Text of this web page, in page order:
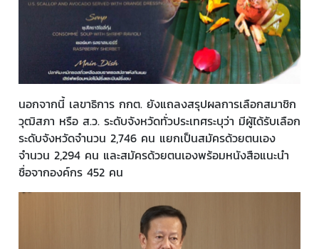
นอกจากนี้ เลขาธิการ กกต. ยังแถลงสรุปผลการเลือกสมาชิก
วุฒิสภา หรือ ส.ว. ระดับจังหวัดทั่วประเทศระบุว่า มีผู้ได้รับเลือก
ระดับจังหวัดจำนวน 2,746 คน แยกเป็นสมัครด้วยตนเอง
จำนวน 2,294 คน และสมัครด้วยตนเองพร้อมหนังสือแนะนำ
ชื่อจากองค์กร 452 คน